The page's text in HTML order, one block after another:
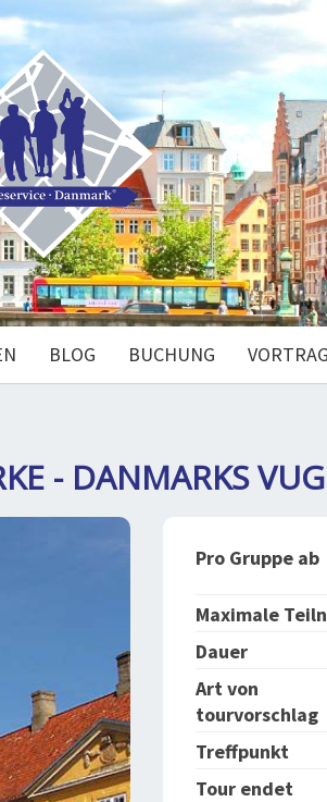
BLOG BUCHUNG VORTRAG
- DANMARKS
Pro Gruppe ab
Maximale
Dauer
Art von
tourvorschlag
Treffpunkt
Tour endet